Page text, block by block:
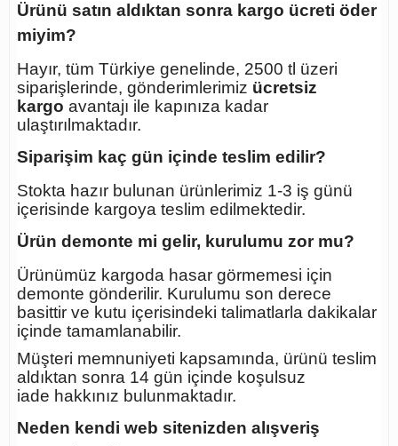
Ürünü satın aldıktan sonra kargo ücreti öder
miyim?
Hayır, tüm Türkiye genelinde, 2500 tl üzeri
siparişlerinde, gönderimlerimiz ücretsiz
kargo avantajı ile kapınıza kadar
ulaştırılmaktadır.
Siparişim kaç gün içinde teslim edilir?
Stokta hazır bulunan ürünlerimiz 1-3 iş günü
içerisinde kargoya teslim edilmektedir.
Ürün demonte mi gelir, kurulumu zor mu?
Ürünümüz kargoda hasar görmemesi için
demonte gönderilir. Kurulumu son derece
basittir ve kutu içerisindeki talimatlarla dakikalar
içinde tamamlanabilir.
Müşteri memnuniyeti kapsamında, ürünü teslim
aldıktan sonra 14 gün içinde koşulsuz
iade hakkınız bulunmaktadır.
Neden kendi web sitenizden alışveriş